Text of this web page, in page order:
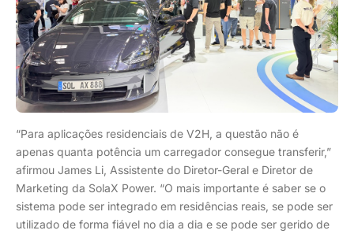
“Para aplicações residenciais de V2H, a questão não é
apenas quanta potência um carregador consegue transferir,”
afirmou James Li, Assistente do Diretor-Geral e Diretor de
Marketing da SolaX Power. “O mais importante é saber se o
sistema pode ser integrado em residências reais, se pode ser
utilizado de forma fiável no dia a dia e se pode ser gerido de